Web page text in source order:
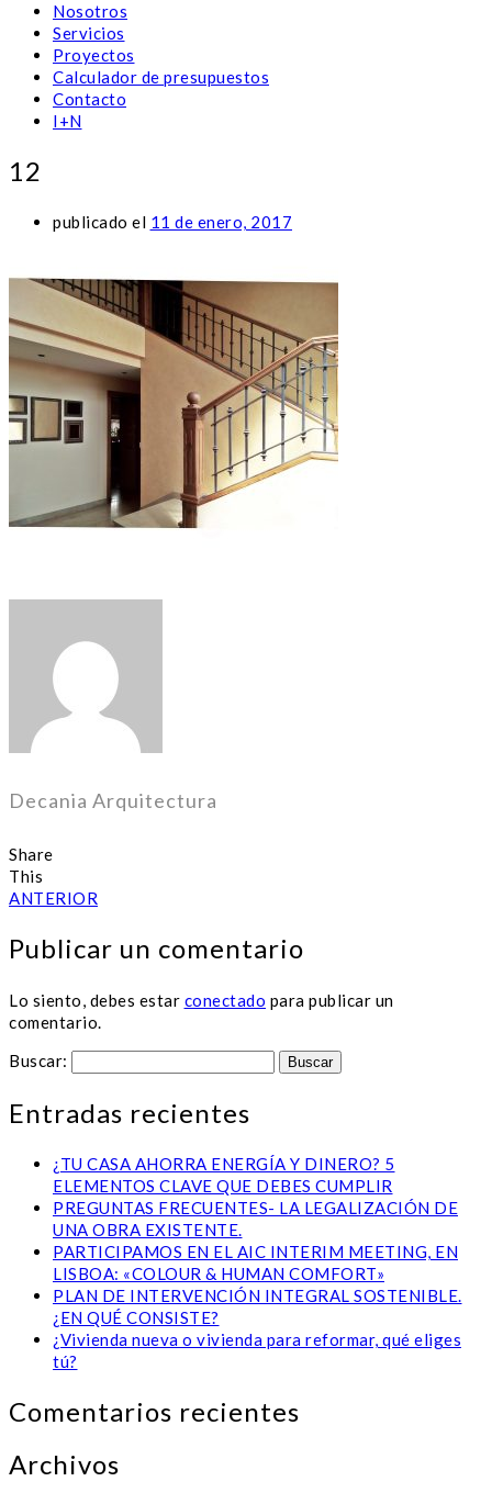
Nosotros
Servicios
Proyectos
Calculador de presupuestos
Contacto
I+N
12
publicado el 11 de enero, 2017
Decania Arquitectura
Share
This
ANTERIOR
Publicar un comentario
Lo siento, debes estar conectado para publicar un
comentario.
Buscar:
Entradas recientes
¿TU CASA AHORRA ENERGÍA Y DINERO? 5
ELEMENTOS CLAVE QUE DEBES CUMPLIR
PREGUNTAS FRECUENTES- LA LEGALIZACIÓN DE
UNA OBRA EXISTENTE.
PARTICIPAMOS EN EL AIC INTERIM MEETING, EN
LISBOA: «COLOUR & HUMAN COMFORT»
PLAN DE INTERVENCIÓN INTEGRAL SOSTENIBLE.
¿EN QUÉ CONSISTE?
¿Vivienda nueva o vivienda para reformar, qué eliges
tú?
Comentarios recientes
Archivos